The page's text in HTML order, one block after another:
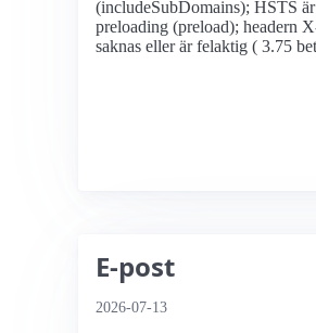
(includeSubDomains); HSTS
preloading (preload); headern
saknas eller är felaktig ( 3.75
E-post
2026-07-13